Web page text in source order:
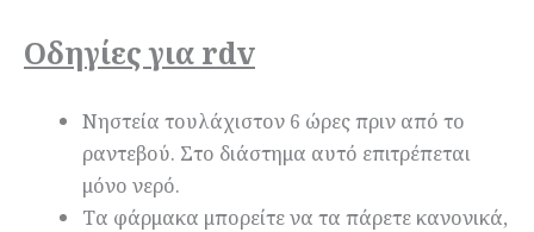
Oδηγίες για rdv
Νηστεία τουλάχιστον 6 ώρες πριν από το
ραντεβού. Στο διάστημα αυτό επιτρέπεται
μόνο νερό.
Τα φάρμακα μπορείτε να τα πάρετε κανονικά,